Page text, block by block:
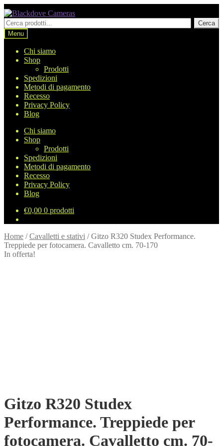
Vai
alla
navigazione
Vai
al
contenuto
Cerca
prodotti
Cerca
Menu
Chi siamo
Shop
Prodotti
Spedizioni
Metodi di pagamento
Recesso
Privacy Policy
Blog
Chi siamo
Shop
Prodotti
Spedizioni
Metodi di pagamento
Recesso
Privacy Policy
Blog
€0,00 0 prodotti
Home /Cavalletti e stativi /Gitzo R320 Studex Performance.
Treppiede per fotocamera. Cavalletto cm. 70-170
In offerta!
Gitzo R320 Studex
Performance. Treppiede per
fotocamera. Cavalletto cm. 70-